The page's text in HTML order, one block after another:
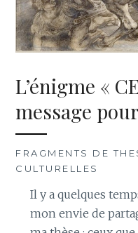
L’énigme «
message
FRAGMENTS DE
CULTURELLES
Il y a quelques
mon envie de